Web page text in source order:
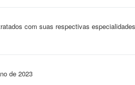
com suas respectivas
de 2023